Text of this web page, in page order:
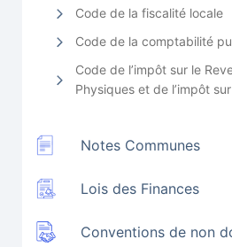
Code de la fiscalité locale
Code de la comptabilité
Code de l’impôt sur le
Physiques et de l’impôt
Notes Communes
Lois des Finances
Conventions de non